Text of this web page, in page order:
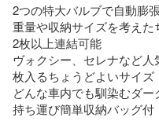
2つの特大バルブで自動膨
重量や収納サイズを考えた
2枚以上連結可能
ヴォクシー、セレナなど
枚入るちょうどよいサイズ
どんな車内でも馴染むダー
持ち運び簡単収納バッグ付